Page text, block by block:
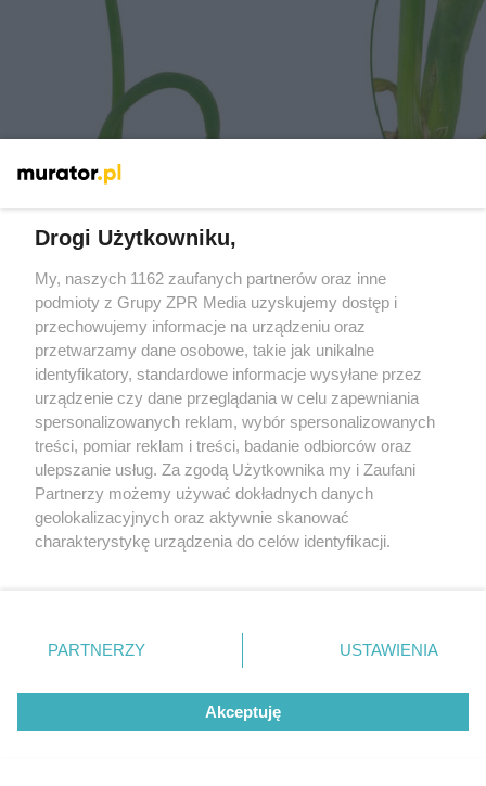
Nicienie potrafią zniszczyć całe uprawy, a
Wgryzka szczypiorka atakuje cebulę i pory. Jak
ją zwalczyć?
Drogi Użytkowniku,
My, naszych 1162 zaufanych partnerów oraz inne
podmioty z Grupy ZPR Media uzyskujemy dostęp i
przechowujemy informacje na urządzeniu oraz
przetwarzamy dane osobowe, takie jak unikalne
identyfikatory, standardowe informacje wysyłane przez
urządzenie czy dane przeglądania w celu zapewniania
spersonalizowanych reklam, wybór spersonalizowanych
treści, pomiar reklam i treści, badanie odbiorców oraz
ulepszanie usług. Za zgodą Użytkownika my i Zaufani
Partnerzy możemy używać dokładnych danych
geolokalizacyjnych oraz aktywnie skanować
charakterystykę urządzenia do celów identyfikacji.
zmienić/wycofać klikając przycisk ustawień prywatności
znajdujący się w lewym dolnym rogu strony
rodzaje przetwarzania danych nie wymagają zgody
użytkownika, ale masz prawo sprzeciwić się takiemu
przetwarzaniu. Preferencje będą miały zastosowanie tylko
PARTNERZY USTAWIENIA
Akceptuję